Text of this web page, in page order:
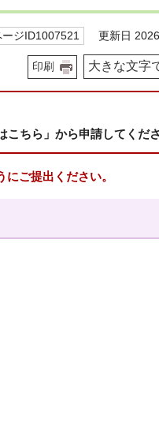
ージID1007521 更新日 2026
印刷 大きな文字
ちら」から申請してくださ
ご提出ください。